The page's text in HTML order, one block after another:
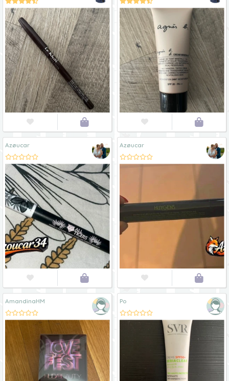
   
Azøucar
 
Azøucar
 
AmandinaHM Po